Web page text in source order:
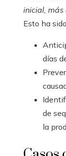
inicial, más
Esto ha
días
de
la